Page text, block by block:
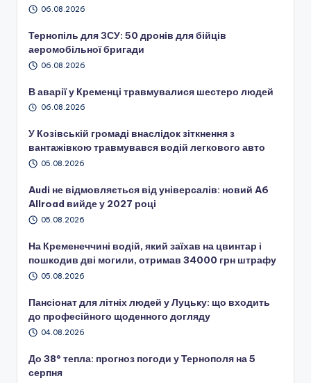
06.08.2026
Тернопіль для ЗСУ: 50 дронів для бійців
аеромобільної бригади
06.08.2026
В аварії у Кременці травмувалися шестеро людей
06.08.2026
У Козівській громаді внаслідок зіткнення з
вантажівкою травмувався водій легкового авто
05.08.2026
Audi не відмовляється від універсалів: новий A6
Allroad вийде у 2027 році
05.08.2026
На Кременеччині водій, який заїхав на цвинтар і
пошкодив дві могили, отримав 34000 грн штрафу
05.08.2026
Пансіонат для літніх людей у Луцьку: що входить
до професійного щоденного догляду
04.08.2026
До 38° тепла: прогноз погоди у Тернополя на 5
серпня